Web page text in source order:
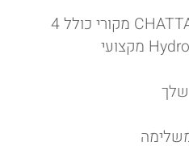
הידרוקולטור CHATTANOOGA מקורי כולל 4
כריות חימום – Hydrocollator מקצועי